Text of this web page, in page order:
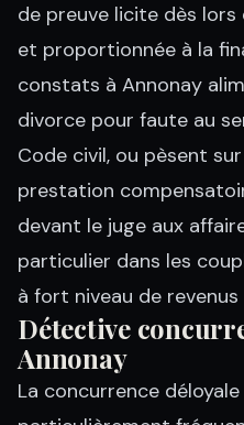
de preuve licite dès
et proportionnée à la
constats à Annonay
divorce pour faute au
Code civil, ou pèsent
prestation
devant le juge aux
particulier dans les
à fort niveau de
Détective
Annonay
La concurrence